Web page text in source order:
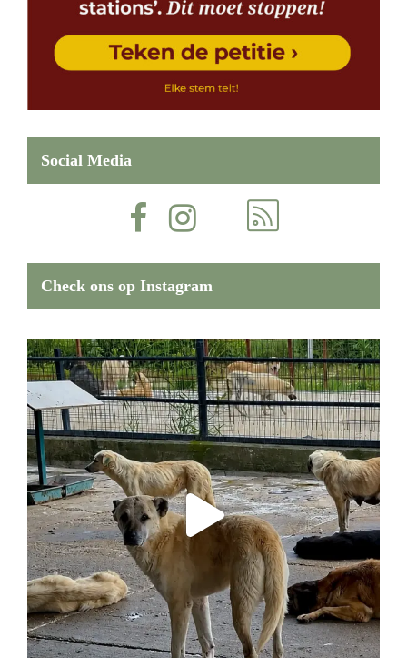
Social Media
Check ons op Instagram